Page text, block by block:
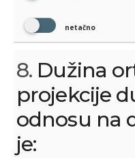
netačno
8. Dužina
projekcije
odnosu na
je: